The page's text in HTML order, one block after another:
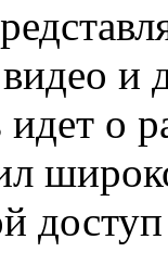
и
идет о